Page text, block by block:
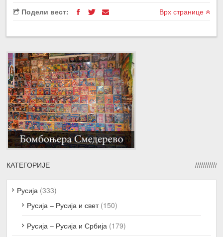
Подели вест: Врх странице
КАТЕГОРИЈЕ
Русија (333)
Русија – Русија и свет(150)
Русија – Русија и Србија (179)